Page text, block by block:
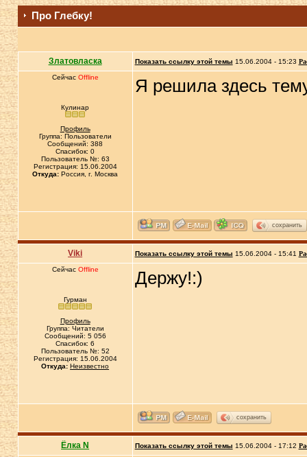
Про Глебку!
Златовласка Показать ссылку этой темы 15.06.2004 - 15:23
Сейчас Offline
Кулинар
Профиль
Группа: Пользователи
Сообщений: 388
Спасибок: 0
Пользователь №: 63
Регистрация: 15.06.2004
Откуда: Россия, г. Москва
Я решила здесь
сохранить
Viki Показать ссылку этой темы 15.06.2004 - 15:41
Сейчас Offline
Гурман
Профиль
Группа: Читатели
Сообщений: 5 056
Спасибок: 6
Пользователь №: 52
Регистрация: 15.06.2004
Откуда: Неизвестно
Держу!:)
сохранить
Ёлка N Показать ссылку этой темы 15.06.2004 - 17:12